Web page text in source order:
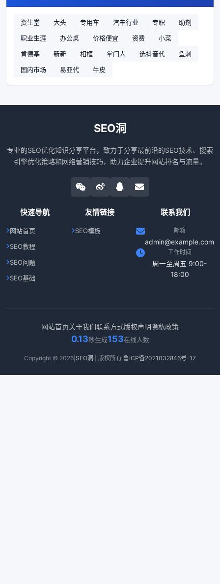
资生堂 大头 专用车 汽车行业 专职
助剂
职业生涯
办公桌 价格便宜 资费
小菜
肯德基
新新 相框 掌门人 选抖音代
鱼刺
国内市场
易亚代 牛皮
SEO洞
专业的SEO优化知识分享平台，致力于分享最前沿的SEO技术、搜索
引擎优化策略和网络营销技巧，助力企业提升网站排名与流量。
快速导航
网站首页
SEO教程
SEO问题
SEO基础
友情链接
SEO模板
联系我们
邮箱
admin@example.com
工作时间
周一至周五 9:00-
18:00
网站首页关于我们联系方式版权声明隐私政策
0.13秒生成153在线人数
Copyright © 2026| SEO洞 | 版权所有 鲁ICP备2021032846号-17